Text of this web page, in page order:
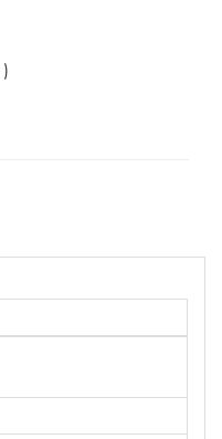
)